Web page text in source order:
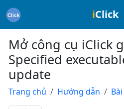
iClick
Mở công cụ iClick
Specified
update
Trang chủ Hướng dẫn